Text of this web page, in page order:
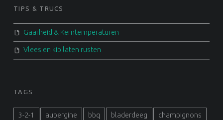
FOOTER SIDEBAR
TIPS & TRUCS
Gaarheid & Kerntemperaturen
Vlees en kip laten rusten
TAGS
3-2-1 aubergine bbq bladerdeeg champignons